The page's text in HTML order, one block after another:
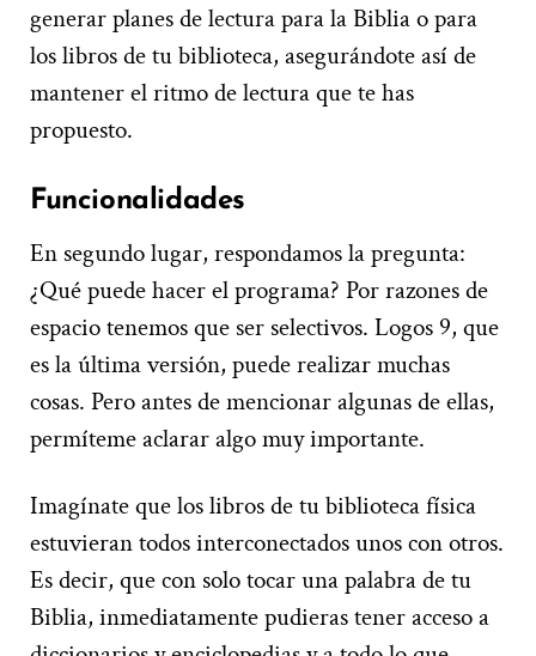
generar planes de lectura para la Biblia o para
los libros de tu biblioteca, asegurándote así de
mantener el ritmo de lectura que te has
propuesto.
Funcionalidades
En segundo lugar, respondamos la pregunta:
¿Qué puede hacer el programa? Por razones de
espacio tenemos que ser selectivos. Logos 9, que
es la última versión, puede realizar muchas
cosas. Pero antes de mencionar algunas de ellas,
permíteme aclarar algo muy importante.
Imagínate que los libros de tu biblioteca física
estuvieran todos interconectados unos con otros.
Es decir, que con solo tocar una palabra de tu
Biblia, inmediatamente pudieras tener acceso a